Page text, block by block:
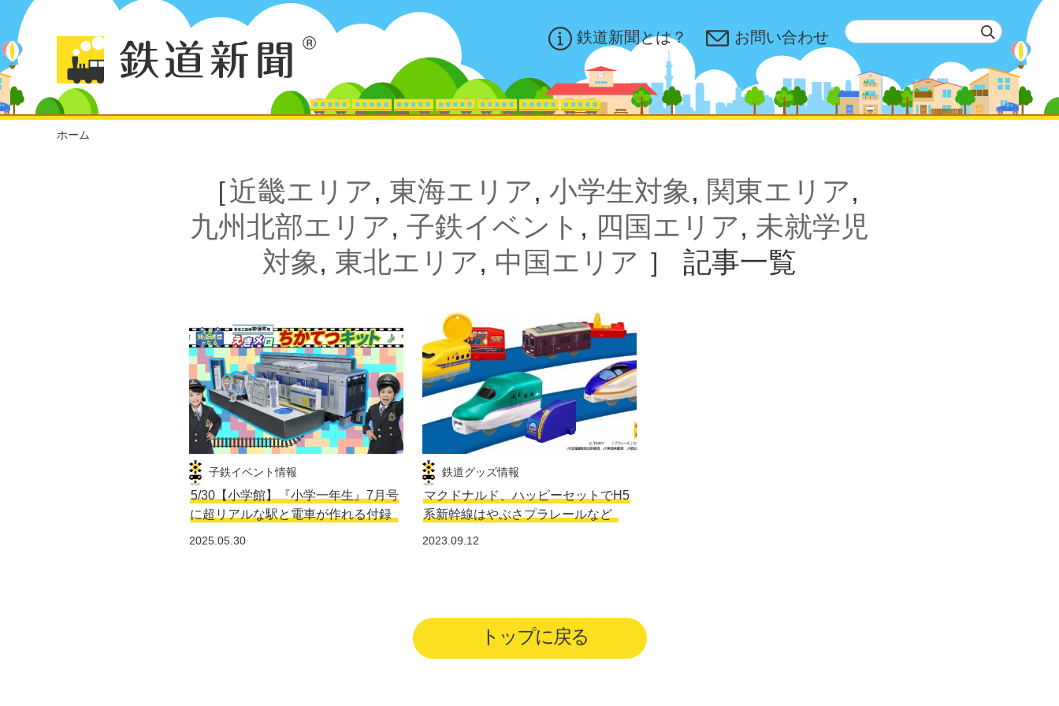
鉄道新聞とは？ お問い合わせ
ホーム
［近畿エリア, 東海エリア, 小学生対象, 関東エリア,
九州北部エリア, 子鉄イベント , 四国エリア, 未就学児
対象, 東北エリア, 中国エリア ］ 記事一覧
子鉄イベント情報
5/30【小学館】『小学一年生』7月号
に超リアルな駅と電車が作れる付録
2025.05.30
鉄道グッズ情報
マクドナルド、ハッピーセットでH5
系新幹線はやぶさプラレールなど
2023.09.12
トップに戻る